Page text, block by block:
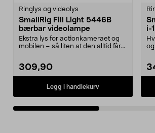
Ringlys og videolys
SmallRig Fill Light 5446B
bærbar videolampe
Ekstra lys for actionkameraet og
mobilen – så liten at den alltid får
309,90
Legg i handlekurv
i-